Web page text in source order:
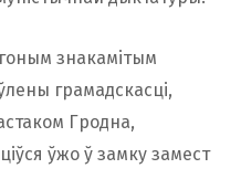
знакамітым
грамадскасці,
Гродна,
ўжо ў замку замест